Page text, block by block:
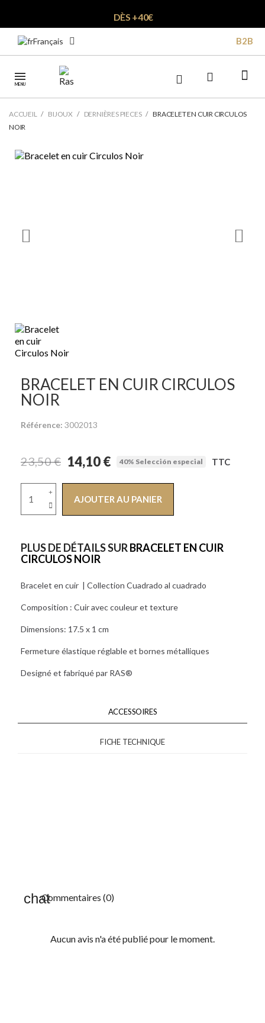
DÈS +40€
Français B2B
MENU
ACCUEIL BIJOUX DERNIÈRES PIECES
BRACELET EN CUIR CIRCULOS
NOIR
BRACELET EN CUIR CIRCULOS
NOIR
Référence 3002013
23,50 € 14,10 € 40% Selección especial TTC
AJOUTER AU PANIER
PLUS DE DÉTAILS SURBRACELET EN CUIR
CIRCULOS NOIR
Bracelet en cuir | Collection Cuadrado al cuadrado
Composition : Cuir avec couleur et texture
Dimensions: 17.5 x 1 cm
Fermeture élastique réglable et bornes métalliques
Designé et fabriqué par RAS®
ACCESSOIRES
FICHE TECHNIQUE
Commentaires (0)
Aucun avis n'a été publié pour le moment.